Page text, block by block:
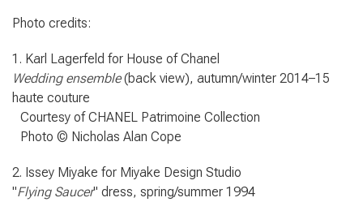
Photo credits:
1. Karl Lagerfeld for House of Chanel
Wedding ensemble(back view), autumn/winter 2014–15
haute couture
Courtesy of CHANEL Patrimoine Collection
Photo © Nicholas Alan Cope
2. Issey Miyake for Miyake Design Studio
"Flying Saucer" dress, spring/summer 1994